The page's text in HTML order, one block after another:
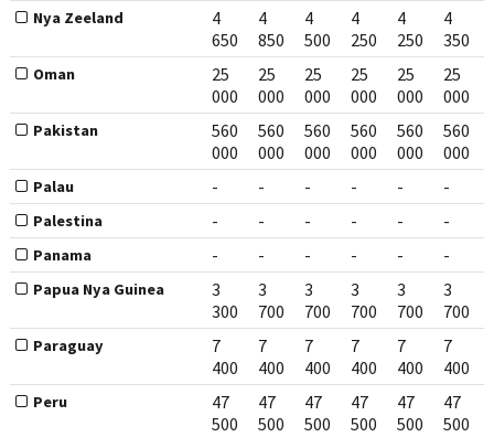
Nya Zeeland
4
650
4
850
4
500
4
250
4
250
4
350
Oman
25
000
25
000
25
000
25
000
25
000
25
000
Pakistan
560
000
560
000
560
000
560
000
560
000
560
000
Palau - - - - - -
Palestina - - - - - -
Panama - - - - - -
Papua Nya Guinea
3
300
3
700
3
700
3
700
3
700
3
700
Paraguay
7
400
7
400
7
400
7
400
7
400
7
400
Peru
47
500
47
500
47
500
47
500
47
500
47
500